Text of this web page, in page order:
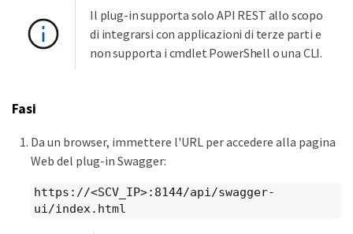
Il plug-in supporta solo API REST allo scopo
di integrarsi con applicazioni di terze parti e
non supporta i cmdlet PowerShell o una CLI.
Fasi
Da un browser, immettere l'URL per accedere alla pagina
Web del plug-in Swagger:
https://<SCV_IP>:8144/api/swagger-
ui/index.html